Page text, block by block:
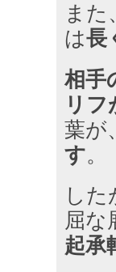
ま
は長
相手
リフ
葉が、
す。
し
屈な
起承